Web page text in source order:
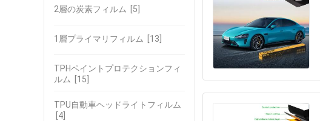
2層の炭素フィルム [5]
1層プライマリフィルム [13]
TPHペイントプロテクションフィ
ルム
[15]
TPU自動車ヘッドライトフィルム
[4]